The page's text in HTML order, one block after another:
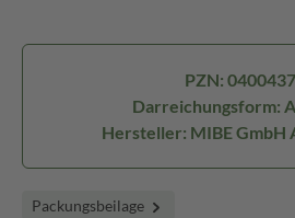
PZN:
Darreichungsform:
Hersteller: MIBE GmbH
Packungsbeilage